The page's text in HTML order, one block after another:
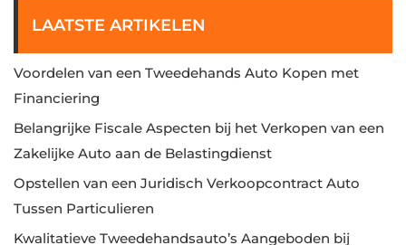
LAATSTE ARTIKELEN
Voordelen van een Tweedehands Auto Kopen met
Financiering
Belangrijke Fiscale Aspecten bij het Verkopen van een
Zakelijke Auto aan de Belastingdienst
Opstellen van een Juridisch Verkoopcontract Auto
Tussen Particulieren
Kwalitatieve Tweedehandsauto’s Aangeboden bij